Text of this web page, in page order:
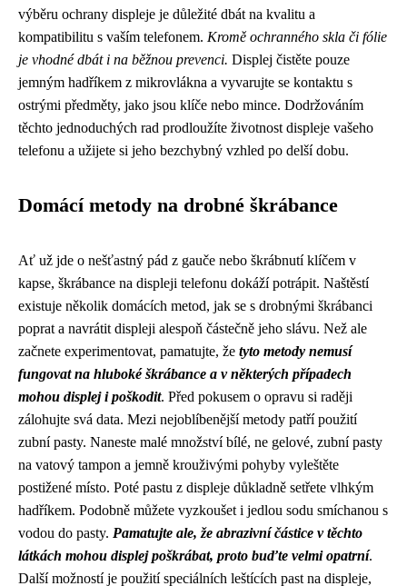
výběru ochrany displeje je důležité dbát na kvalitu a
kompatibilitu s vaším telefonem. Kromě ochranného skla či fólie
je vhodné dbát i na běžnou prevenci. Displej čistěte pouze
jemným hadříkem z mikrovlákna a vyvarujte se kontaktu s
ostrými předměty, jako jsou klíče nebo mince. Dodržováním
těchto jednoduchých rad prodloužíte životnost displeje vašeho
telefonu a užijete si jeho bezchybný vzhled po delší dobu.
Domácí metody na drobné škrábance
Ať už jde o nešťastný pád z gauče nebo škrábnutí klíčem v
kapse, škrábance na displeji telefonu dokáží potrápit. Naštěstí
existuje několik domácích metod, jak se s drobnými škrábanci
poprat a navrátit displeji alespoň částečně jeho slávu. Než ale
začnete experimentovat, pamatujte, že tyto metody nemusí
fungovat na hluboké škrábance a v některých případech
mohou displej i poškodit. Před pokusem o opravu si raději
zálohujte svá data. Mezi nejoblíbenější metody patří použití
zubní pasty. Naneste malé množství bílé, ne gelové, zubní pasty
na vatový tampon a jemně krouživými pohyby vyleštěte
postižené místo. Poté pastu z displeje důkladně setřete vlhkým
hadříkem. Podobně můžete vyzkoušet i jedlou sodu smíchanou s
vodou do pasty. Pamatujte ale, že abrazivní částice v těchto
látkách mohou displej poškrábat, proto buďte velmi opatrní.
Další možností je použití speciálních leštících past na displeje,